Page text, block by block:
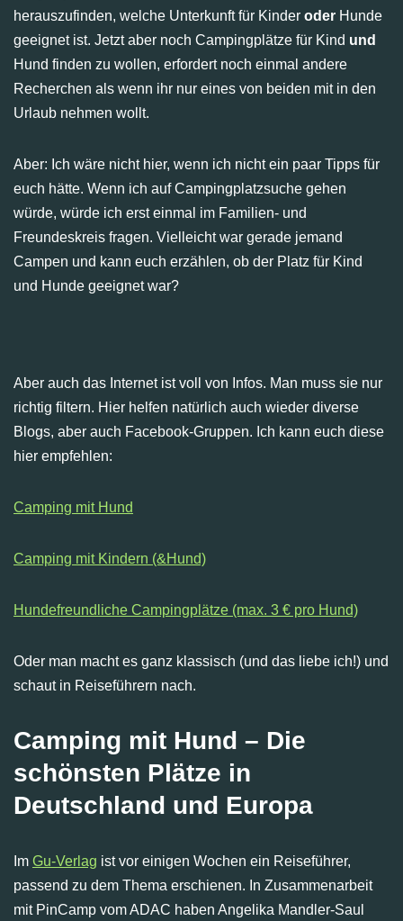
herauszufinden, welche Unterkunft für Kinder oder Hunde
geeignet ist. Jetzt aber noch Campingplätze für Kind und
Hund finden zu wollen, erfordert noch einmal andere
Recherchen als wenn ihr nur eines von beiden mit in den
Urlaub nehmen wollt.
Aber: Ich wäre nicht hier, wenn ich nicht ein paar Tipps für
euch hätte. Wenn ich auf Campingplatzsuche gehen
würde, würde ich erst einmal im Familien- und
Freundeskreis fragen. Vielleicht war gerade jemand
Campen und kann euch erzählen, ob der Platz für Kind
und Hunde geeignet war?
Aber auch das Internet ist voll von Infos. Man muss sie nur
richtig filtern. Hier helfen natürlich auch wieder diverse
Blogs, aber auch Facebook-Gruppen. Ich kann euch diese
hier empfehlen:
Camping mit Hund
Camping mit Kindern (&Hund)
Hundefreundliche Campingplätze (max. 3 € pro Hund)
Oder man macht es ganz klassisch (und das liebe ich!) und
schaut in Reiseführern nach.
Camping mit Hund – Die
schönsten Plätze in
Deutschland und Europa
Im Gu-Verlag ist vor einigen Wochen ein Reiseführer,
passend zu dem Thema erschienen. In Zusammenarbeit
mit PinCamp vom ADAC haben Angelika Mandler-Saul